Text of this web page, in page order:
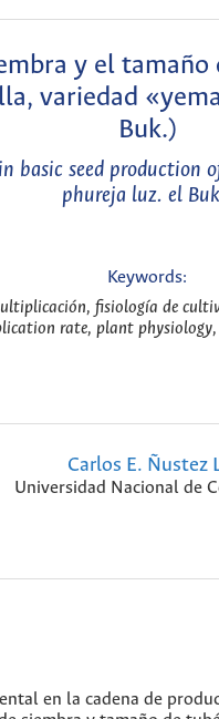
y el
variedad
Buk.)
basic seed production
phureja luz. el
Keywords:
fisiología de
rate, plant
Carlos E. Ñustez
Universidad Nacional de
en la cadena de